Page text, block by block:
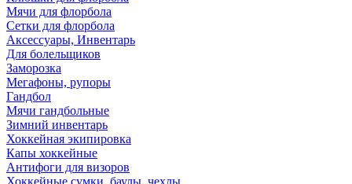
Мячи для флорбола
Сетки для флорбола
Аксессуары, Инвентарь
Для болельщиков
Заморозка
Мегафоны, рупоры
Гандбол
Мячи гандбольные
Зимний инвентарь
Хоккейная экипировка
Капы хоккейные
Антифоги для визоров
Хоккейные сумки, баулы, чехлы